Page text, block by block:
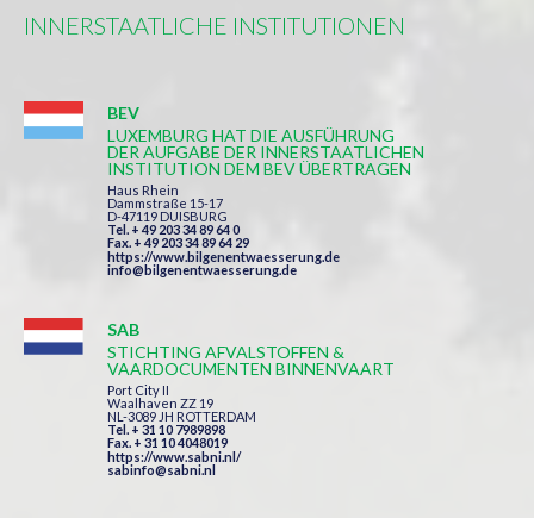
INNERSTAATLICHE INSTITUTIONEN
BEV
LUXEMBURG HAT DIE AUSFÜHRUNG
DER AUFGABE DER INNERSTAATLICHEN
INSTITUTION DEM BEV ÜBERTRAGEN
Haus Rhein
Dammstraße 15-17
D-47119 DUISBURG
Tel. + 49 203 34 89 64 0
Fax. + 49 203 34 89 64 29
https://www.bilgenentwaesserung.de
info@bilgenentwaesserung.de
SAB
STICHTING AFVALSTOFFEN &
VAARDOCUMENTEN BINNENVAART
Port City II
Waalhaven ZZ 19
NL-3089 JH ROTTERDAM
Tel. + 31 10 7989898
Fax. + 31 10 4048019
https://www.sabni.nl/
sabinfo@sabni.nl